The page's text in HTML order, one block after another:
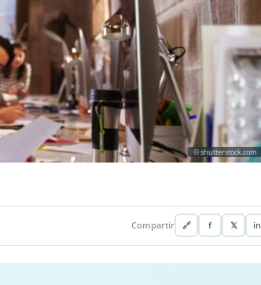
© shutterstock.com
Compartir 🔗 f 𝕏 in